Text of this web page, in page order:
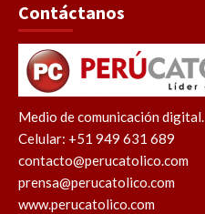
Contáctanos
Medio de comunicación digital.
Celular: +51 949 631 689
contacto@perucatolico.com
prensa@perucatolico.com
www.perucatolico.com